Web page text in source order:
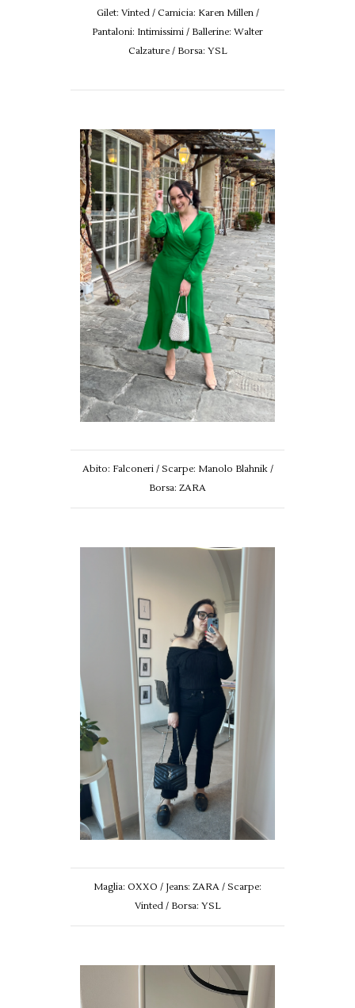
Gilet: Vinted / Camicia: Karen Millen /
Pantaloni: Intimissimi / Ballerine: Walter
Calzature / Borsa: YSL
Abito: Falconeri / Scarpe: Manolo Blahnik /
Borsa: ZARA
Maglia: OXXO / Jeans: ZARA / Scarpe:
Vinted / Borsa: YSL